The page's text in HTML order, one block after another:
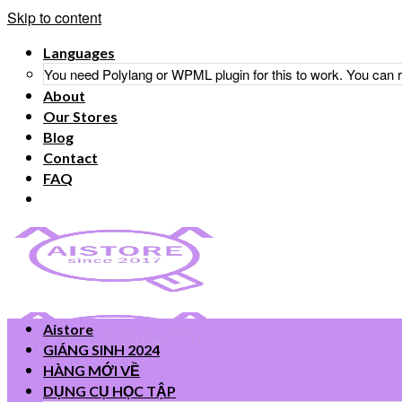
Skip to content
Languages
You need Polylang or WPML plugin for this to work. You
About
Our Stores
Blog
Contact
FAQ
Aistore
GIÁNG SINH 2024
HÀNG MỚI VỀ
DỤNG CỤ HỌC TẬP